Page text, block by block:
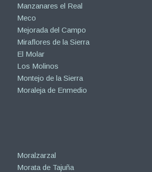
Manzanares el Real
Meco
Mejorada del Campo
Miraflores de la Sierra
El Molar
Los Molinos
Montejo de la Sierra
Moraleja de Enmedio
Moralzarzal
Morata de Tajuña